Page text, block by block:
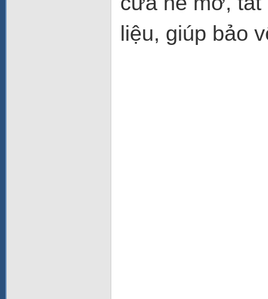
liệu, giúp bảo